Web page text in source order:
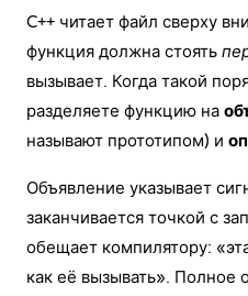
C++ читает файл сверху
функция должна стоять
вызывает. Когда такой
разделяете функцию на
называют прототипом) и
Объявление указывает
заканчивается точкой с
обещает компилятору:
как её вызывать».